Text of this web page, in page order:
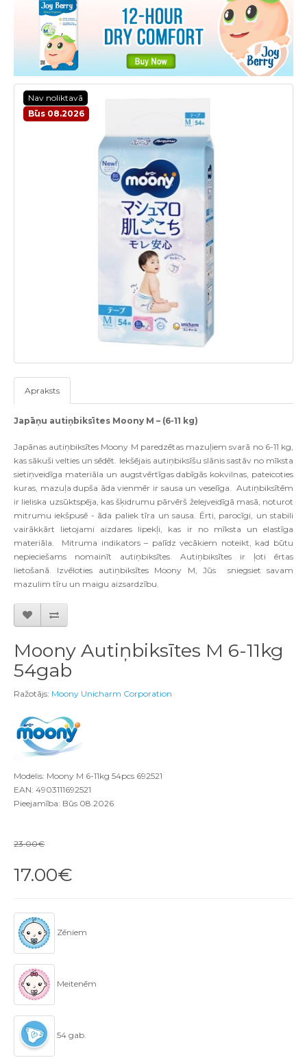
Nav noliktavā
Būs 08.2026
Apraksts
Japāņu autiņbiksītes Moony M – (6-11 kg)
Japānas autiņbiksītes Moony M paredzētas mazuļiem svarā no 6-11 kg,
kas sākuši velties un sēdēt. Iekšējais autiņbiksīšu slānis sastāv no mīksta
sietiņveidīga materiāla un augstvērtīgas dabīgās kokvilnas, pateicoties
kuras, mazuļa dupša āda vienmēr ir sausa un veselīga. Autiņbiksītēm
ir lieliska uzsūktspēja, kas šķidrumu pārvērš želejveidīgā masā, noturot
mitrumu iekšpusē - āda paliek tīra un sausa. Ērti, parocīgi, un stabili
vairākkārt lietojami aizdares lipekļi, kas ir no mīksta un elastīga
materiāla. Mitruma indikators – palīdz vecākiem noteikt, kad būtu
nepieciešams nomainīt autiņbiksītes. Autiņbiksītes ir ļoti ērtas
lietošanā. Izvēloties autiņbiksītes Moony M, Jūs sniegsiet savam
mazulim tīru un maigu aizsardzību.
Moony Autiņbiksītes M 6-11kg
54gab
Ražotājs: Moony Unicharm Corporation
Modelis: Moony M 6-11kg 54pcs 692521
EAN: 4903111692521
Pieejamība: Būs 08.2026
23.00€
17.00€
Zēniem
Meitenēm
54 gab.